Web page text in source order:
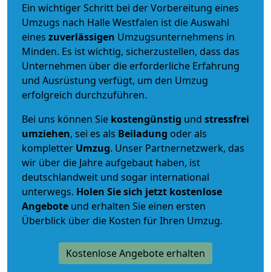
Ein wichtiger Schritt bei der Vorbereitung eines
Umzugs nach Halle Westfalen ist die Auswahl
eines zuverlässigen Umzugsunternehmens in
Minden. Es ist wichtig, sicherzustellen, dass das
Unternehmen über die erforderliche Erfahrung
und Ausrüstung verfügt, um den Umzug
erfolgreich durchzuführen.
Bei uns können Sie kostengünstig und stressfrei
umziehen, sei es als Beiladung oder als
kompletter Umzug. Unser Partnernetzwerk, das
wir über die Jahre aufgebaut haben, ist
deutschlandweit und sogar international
unterwegs. Holen Sie sich jetzt kostenlose
Angebote und erhalten Sie einen ersten
Überblick über die Kosten für Ihren Umzug.
Kostenlose Angebote erhalten